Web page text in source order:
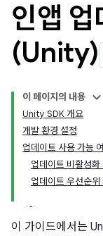
인앱 업
(Unity)
이 페이지의 내용
Unity SDK 개요
개발 환경 설정
업데이트 사용 가능
업데이트 비활성화
업데이트 우선순위
이 가이드에서는